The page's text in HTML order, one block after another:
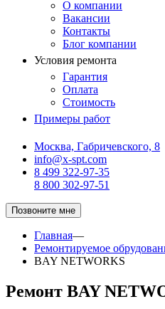
О компании
Вакансии
Контакты
Блог компании
Условия ремонта
Гарантия
Оплата
Стоимость
Примеры работ
Москва, Габричевского, 8
info@x-spt.com
8 499 322-97-35
8 800 302-97-51
Позвоните мне
Главная—
Ремонтируемое
BAY NETWORKS
Ремонт BAY